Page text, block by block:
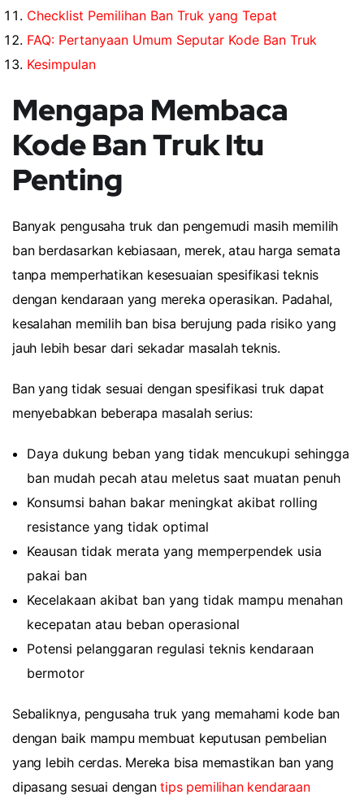
Checklist Pemilihan Ban Truk yang Tepat
FAQ: Pertanyaan Umum Seputar Kode Ban Truk
Kesimpulan
Mengapa Membaca
Kode Ban Truk Itu
Penting
Banyak pengusaha truk dan pengemudi masih memilih
ban berdasarkan kebiasaan, merek, atau harga semata
tanpa memperhatikan kesesuaian spesifikasi teknis
dengan kendaraan yang mereka operasikan. Padahal,
kesalahan memilih ban bisa berujung pada risiko yang
jauh lebih besar dari sekadar masalah teknis.
Ban yang tidak sesuai dengan spesifikasi truk dapat
menyebabkan beberapa masalah serius:
Daya dukung beban yang tidak mencukupi sehingga
ban mudah pecah atau meletus saat muatan penuh
Konsumsi bahan bakar meningkat akibat rolling
resistance yang tidak optimal
Keausan tidak merata yang memperpendek usia
pakai ban
Kecelakaan akibat ban yang tidak mampu menahan
kecepatan atau beban operasional
Potensi pelanggaran regulasi teknis kendaraan
bermotor
Sebaliknya, pengusaha truk yang memahami kode ban
dengan baik mampu membuat keputusan pembelian
yang lebih cerdas. Mereka bisa memastikan ban yang
dipasang sesuai dengantips pemilihan kendaraan